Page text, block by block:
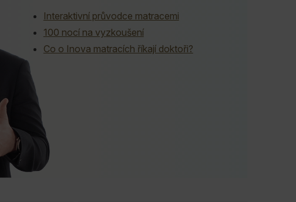
Interaktivní průvodce matracemi
100 nocí na vyzkoušení
Co o Inova matracích říkají doktoři?